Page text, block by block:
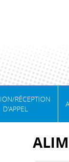
RÉCEPTION
D'APPEL